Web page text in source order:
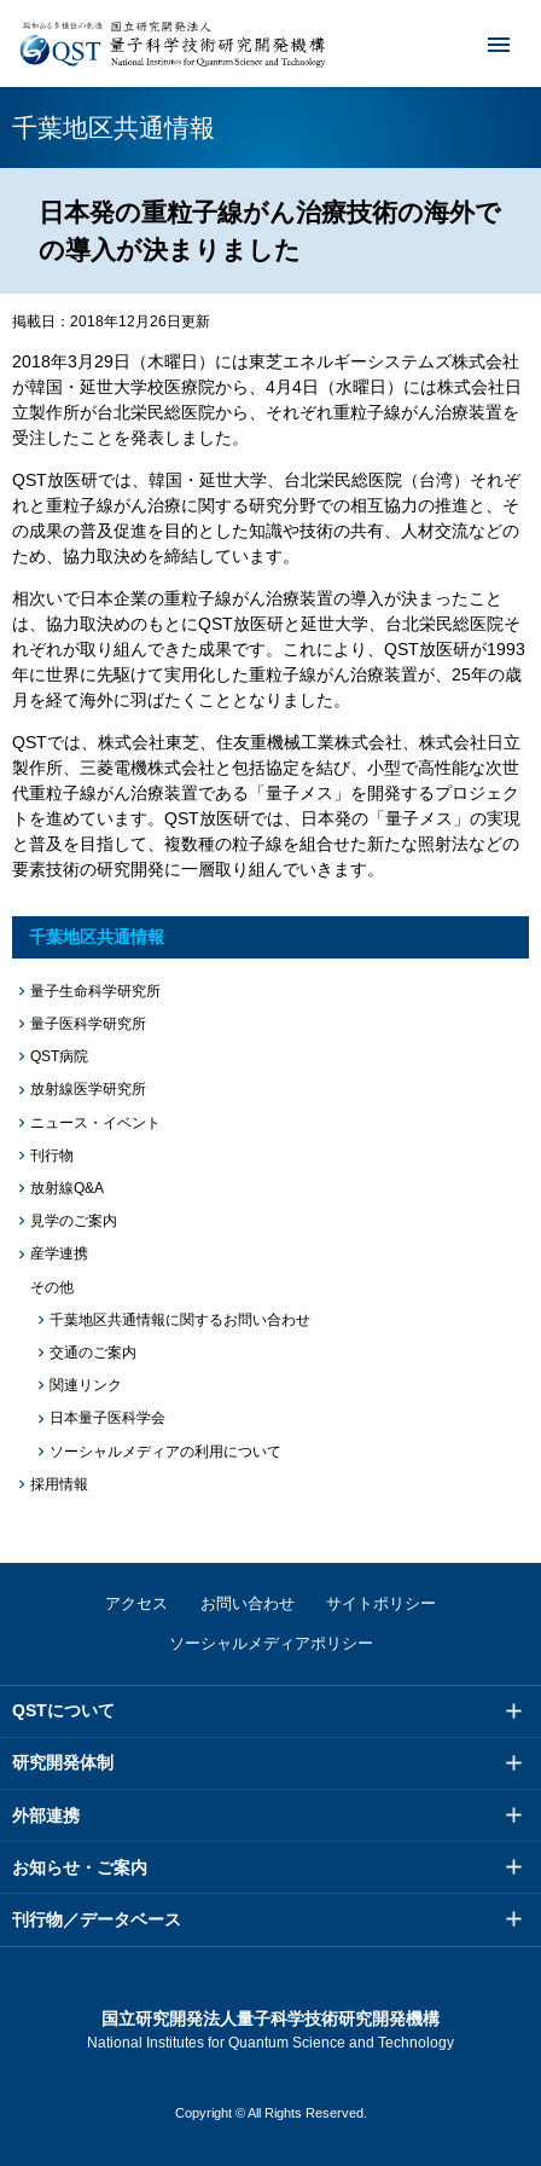
千葉地区共通情報
日本発の重粒子線がん治療技術の海外で
の導入が決まりました
掲載日：2018年12月26日更新
2018年3月29日（木曜日）には東芝エネルギーシステムズ株式会社
が韓国・延世大学校医療院から、4月4日（水曜日）には株式会社日
立製作所が台北栄民総医院から、それぞれ重粒子線がん治療装置を
受注したことを発表しました。
QST放医研では、韓国・延世大学、台北栄民総医院（台湾）それぞ
れと重粒子線がん治療に関する研究分野での相互協力の推進と、そ
の成果の普及促進を目的とした知識や技術の共有、人材交流などの
ため、協力取決めを締結しています。
相次いで日本企業の重粒子線がん治療装置の導入が決まったこと
は、協力取決めのもとにQST放医研と延世大学、台北栄民総医院そ
れぞれが取り組んできた成果です。これにより、QST放医研が1993
年に世界に先駆けて実用化した重粒子線がん治療装置が、25年の歳
月を経て海外に羽ばたくこととなりました。
QSTでは、株式会社東芝、住友重機械工業株式会社、株式会社日立
製作所、三菱電機株式会社と包括協定を結び、小型で高性能な次世
代重粒子線がん治療装置である「量子メス」を開発するプロジェク
トを進めています。QST放医研では、日本発の「量子メス」の実現
と普及を目指して、複数種の粒子線を組合せた新たな照射法などの
要素技術の研究開発に一層取り組んでいきます。
千葉地区共通情報
量子生命科学研究所
量子医科学研究所
QST病院
放射線医学研究所
ニュース・イベント
刊行物
放射線Q&A
見学のご案内
産学連携
その他
千葉地区共通情報に関するお問い合わせ
交通のご案内
関連リンク
日本量子医科学会
ソーシャルメディアの利用について
採用情報
アクセス お問い合わせ サイトポリシー
ソーシャルメディアポリシー
QSTについて
研究開発体制
外部連携
お知らせ・ご案内
刊行物／データベース
国立研究開発法人量子科学技術研究開発機構
National Institutes for Quantum Science and Technology
Copyright © All Rights Reserved.